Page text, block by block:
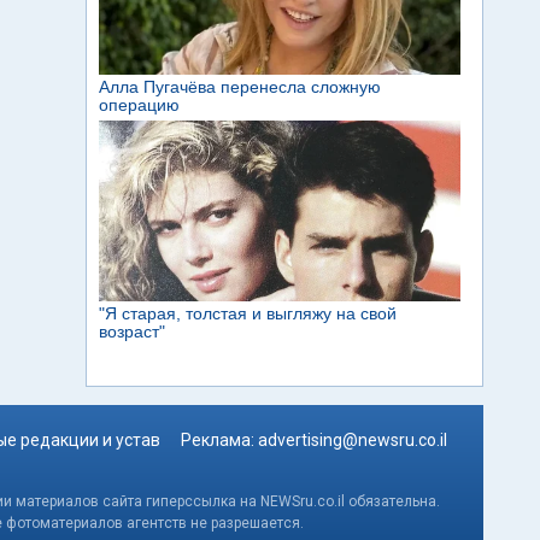
редакции и устав Реклама: advertising@newsru.co.il
сайта гиперссылка на NEWSru.co.il обязательна.
агентств не разрешается.